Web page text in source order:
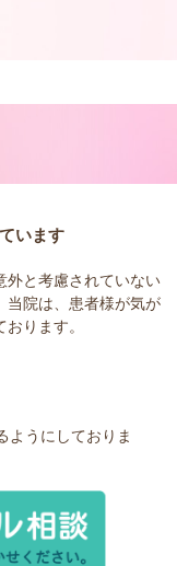
います
外と考慮されていない
当院は、患者様が気が
ります。
ようにしておりま